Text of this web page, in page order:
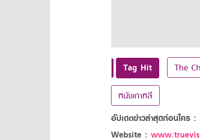
Tag Hit The
หนังเกาหลี
อัปเดตข่าวล่าสุดก่อนใคร :
Website :